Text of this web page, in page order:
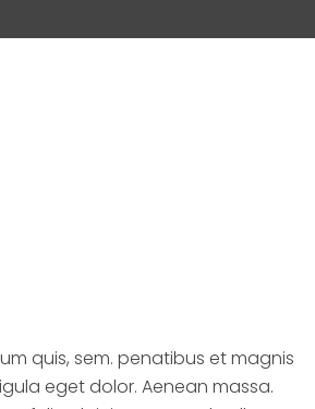
quis, sem. penatibus et magnis
eget dolor. Aenean massa.